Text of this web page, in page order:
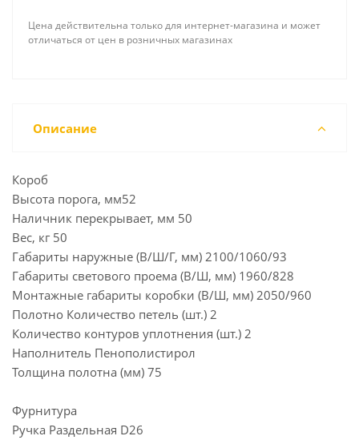
Цена действительна только для интернет-магазина и может
отличаться от цен в розничных магазинах
Описание
Короб
Высота порога, мм52
Наличник перекрывает, мм 50
Вес, кг 50
Габариты наружные (В/Ш/Г, мм) 2100/1060/93
Габариты светового проема (В/Ш, мм) 1960/828
Монтажные габариты коробки (В/Ш, мм) 2050/960
Полотно Количество петель (шт.) 2
Количество контуров уплотнения (шт.) 2
Наполнитель Пенополистирол
Толщина полотна (мм) 75
Фурнитура
Ручка Раздельная D26